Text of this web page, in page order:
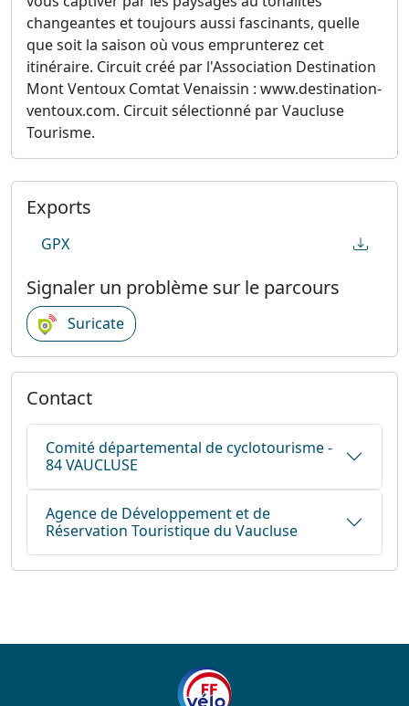
changeantes et toujours aussi fascinants, quelle
que soit la saison où vous emprunterez cet
itinéraire. Circuit créé par l'Association Destination
Mont Ventoux Comtat Venaissin : www.destination-
ventoux.com. Circuit sélectionné par Vaucluse
Tourisme.
Exports
GPX
Signaler un problème sur le parcours
Suricate
Contact
Comité départemental de cyclotourisme -
84 VAUCLUSE
Agence de Développement et de
Réservation Touristique du Vaucluse